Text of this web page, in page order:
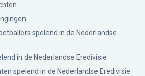
spelend in de Nederlandse
in de Nederlandse Eredivisie
spelend in de Nederlandse Eredivisie